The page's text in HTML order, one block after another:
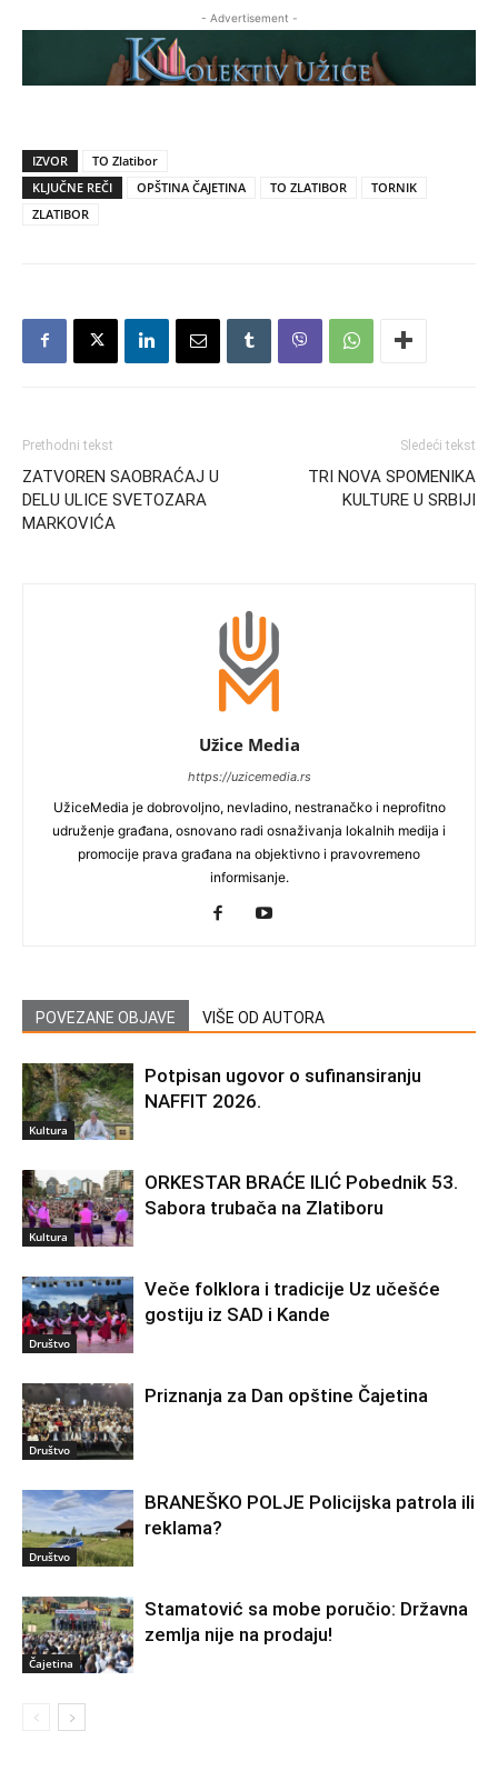
- Advertisement -
IZVOR
TO Zlatibor
KLJUČNE REČI
OPŠTINA ČAJETINA TO ZLATIBOR
TORNIK
ZLATIBOR
Prethodni tekst
ZATVOREN SAOBRAĆAJ U
DELU ULICE SVETOZARA
MARKOVIĆA
Sledeći tekst
TRI NOVA SPOMENIKA
KULTURE U SRBIJI
Užice Media
https://uzicemedia.rs
UžiceMedia je dobrovoljno, nevladino, nestranačko i neprofitno
udruženje građana, osnovano radi osnaživanja lokalnih medija i
promocije prava građana na objektivno i pravovremeno
informisanje.
POVEZANE OBJAVE VIŠE OD AUTORA
Kultura
Potpisan ugovor o sufinansiranju
NAFFIT 2026.
Kultura
ORKESTAR BRAĆE ILIĆ Pobednik 53.
Sabora trubača na Zlatiboru
Društvo
Veče folklora i tradicije Uz učešće
gostiju iz SAD i Kande
Društvo
Priznanja za Dan opštine Čajetina
Društvo
BRANEŠKO POLJE Policijska patrola ili
reklama?
Čajetina
Stamatović sa mobe poručio: Državna
zemlja nije na prodaju!